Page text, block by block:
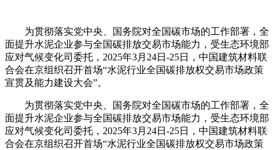
为贯彻落实党中央、国务院对全国碳市场的工作部署，全
面提升水泥企业参与全国碳排放交易市场能力，受生态环境部
应对气候变化司委托，2025年3月24日-25日，中国建筑材料联
合会在京组织召开首场“水泥行业全国碳排放权交易市场政策
宣贯及能力建设大会”。
为贯彻落实党中央、国务院对全国碳市场的工作部署，全
面提升水泥企业参与全国碳排放交易市场能力，受生态环境部
应对气候变化司委托，2025年3月24日-25日，中国建筑材料联
合会在京组织召开首场“水泥行业全国碳排放权交易市场政策